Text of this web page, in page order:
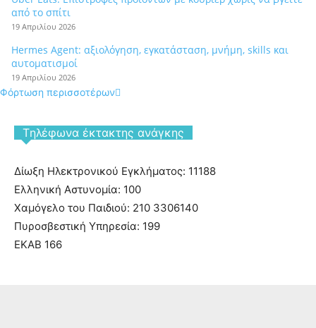
από το σπίτι
19 Απριλίου 2026
Hermes Agent: αξιολόγηση, εγκατάσταση, μνήμη, skills και
αυτοματισμοί
19 Απριλίου 2026
Φόρτωση περισσοτέρων
Tηλέφωνα έκτακτης ανάγκης
Δίωξη Ηλεκτρονικού Εγκλήματος: 11188
Ελληνική Αστυνομία: 100
Χαμόγελο του Παιδιού: 210 3306140
Πυροσβεστική Υπηρεσία: 199
ΕΚΑΒ 166